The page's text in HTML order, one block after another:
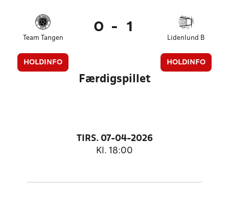
Team Tangen
HOLDINFO
0 - 1
Lidenlund B
HOLDINFO
Færdigspillet
TIRS. 07-04-2026
Kl. 18:00